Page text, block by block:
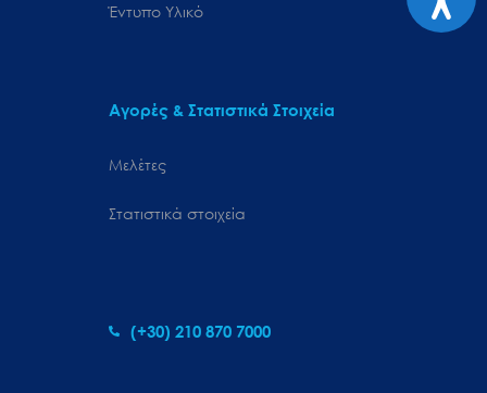
Έντυπο Υλικό
Αγορές & Στατιστικά Στοιχεία
Μελέτες
Στατιστικά στοιχεία
(+30) 210 870 7000